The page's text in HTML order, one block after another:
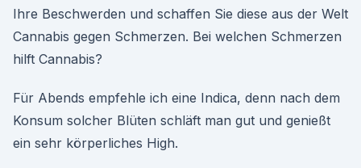
Ihre Beschwerden und schaffen Sie diese aus der Welt
Cannabis gegen Schmerzen. Bei welchen Schmerzen
hilft Cannabis?
Für Abends empfehle ich eine Indica, denn nach dem
Konsum solcher Blüten schläft man gut und genießt
ein sehr körperliches High.